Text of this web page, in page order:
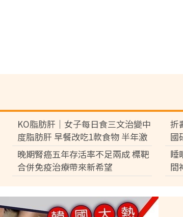
KO脂肪肝｜女子每日食三文治變中
度脂肪肝 早餐改吃1款食物 半年激
減15磅逆轉脂肪肝
折
國
激
晚期腎癌五年存活率不足兩成 標靶
合併免疫治療帶來新希望
睡
間